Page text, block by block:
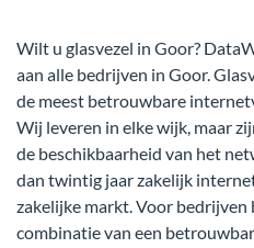
Wilt u glasvezel in Goor?
aan alle bedrijven in Goor.
de meest betrouwbare
Wij leveren in elke wijk, maar
de beschikbaarheid van het
dan twintig jaar zakelijk
zakelijke markt. Voor
combinatie van een